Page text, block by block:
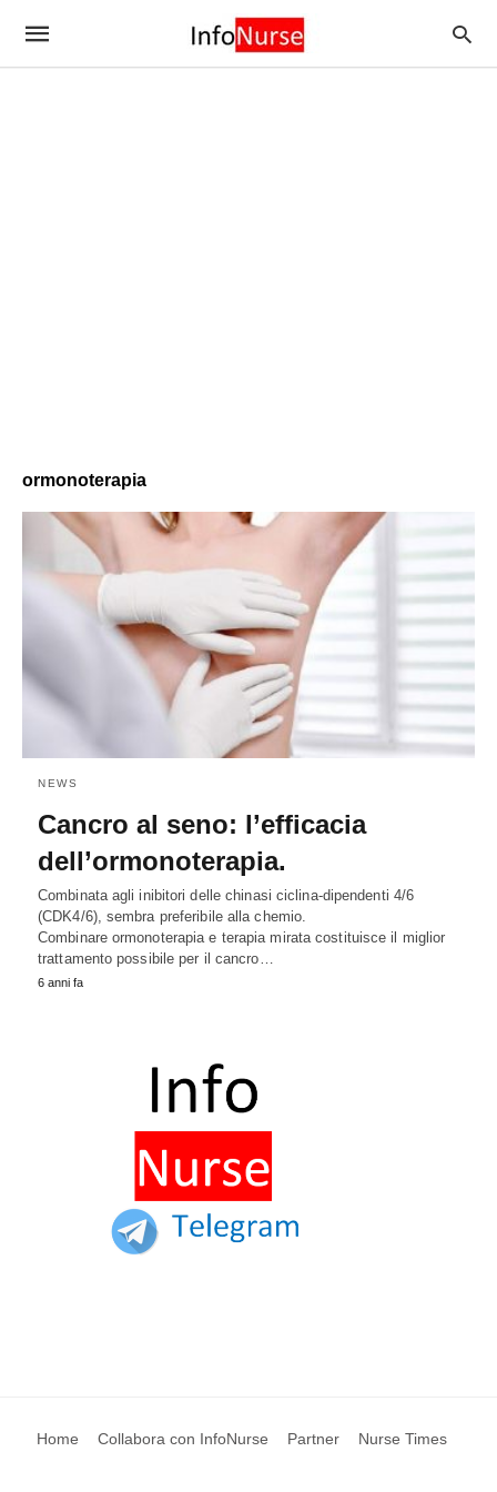
ormonoterapia
NEWS
Cancro al seno: l’efficacia
dell’ormonoterapia.
Combinata agli inibitori delle chinasi ciclina-dipendenti 4/6
(CDK4/6), sembra preferibile alla chemio.
Combinare ormonoterapia e terapia mirata costituisce il miglior
trattamento possibile per il cancro…
6 anni fa
Home Collabora con InfoNurse Partner Nurse Times